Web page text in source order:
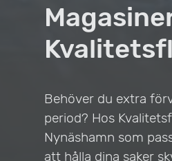
Behöver du extra
period? Hos
Nynäshamn som
att hålla dina saker